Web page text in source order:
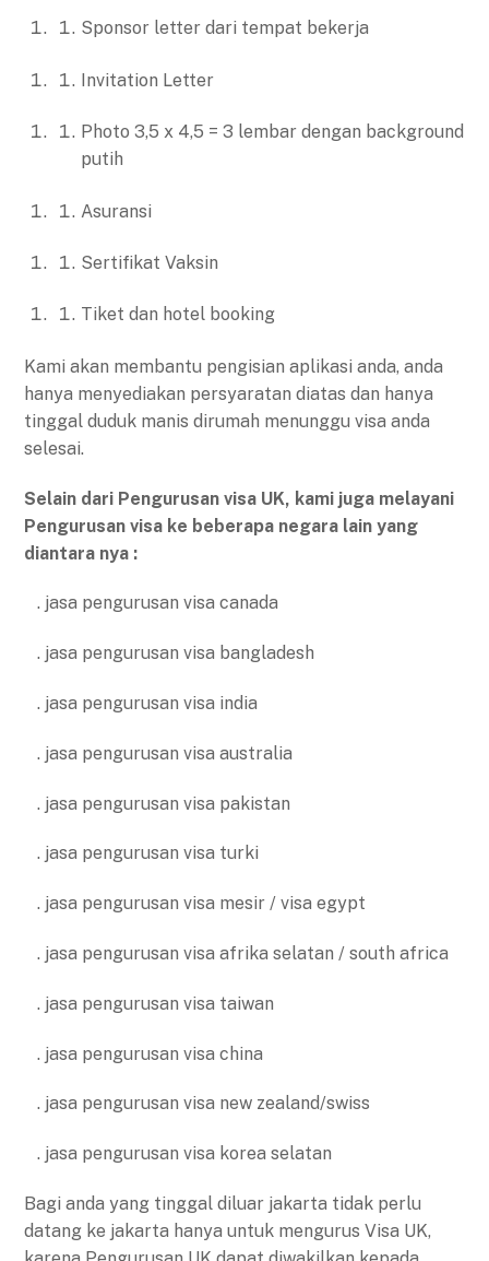
Sponsor letter dari tempat bekerja
Invitation Letter
Photo 3,5 x 4,5 = 3 lembar dengan background
putih
Asuransi
Sertifikat Vaksin
Tiket dan hotel booking
Kami akan membantu pengisian aplikasi anda, anda
hanya menyediakan persyaratan diatas dan hanya
tinggal duduk manis dirumah menunggu visa anda
selesai.
Selain dari Pengurusan visa UK, kami juga melayani
Pengurusan visa ke beberapa negara lain yang
diantara nya :
. jasa pengurusan visa canada
. jasa pengurusan visa bangladesh
. jasa pengurusan visa india
. jasa pengurusan visa australia
. jasa pengurusan visa pakistan
. jasa pengurusan visa turki
. jasa pengurusan visa mesir / visa egypt
. jasa pengurusan visa afrika selatan / south africa
. jasa pengurusan visa taiwan
. jasa pengurusan visa china
. jasa pengurusan visa new zealand/swiss
. jasa pengurusan visa korea selatan
Bagi anda yang tinggal diluar jakarta tidak perlu
datang ke jakarta hanya untuk mengurus Visa UK,